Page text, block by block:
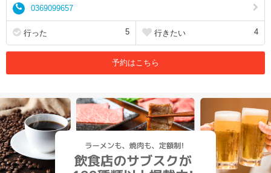
0369099657
行った 5 行きたい 4
予約はこちら